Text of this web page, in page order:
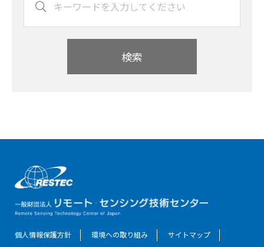
検索
個人情報保護方針 環境への取り組み サイトマップ